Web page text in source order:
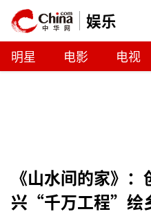
娱乐
明星 电影 电视
《山水间的家》
兴“千万工程”绘